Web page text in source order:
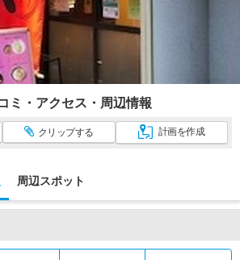
ミ・アクセス・周辺情報
クリップする 計画を作成
周辺スポット